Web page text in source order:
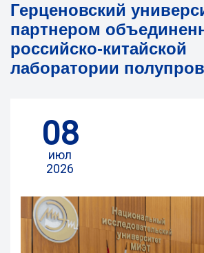
Герценовский
партнером
российско-китайской
лаборатории
08
июл
2026